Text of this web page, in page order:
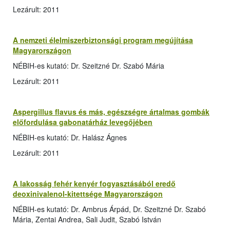
Lezárult: 2011
A nemzeti élelmiszerbiztonsági program megújítása
Magyarországon
NÉBIH-es kutató: Dr. Szeitzné Dr. Szabó Mária
Lezárult: 2011
Aspergillus flavus és más, egészségre ártalmas gombák
előfordulása gabonatárház levegőjében
NÉBIH-es kutató: Dr. Halász Ágnes
Lezárult: 2011
A lakosság fehér kenyér fogyasztásából eredő
deoxinivalenol-kitettsége Magyarországon
NÉBIH-es kutató: Dr. Ambrus Árpád, Dr. Szeitzné Dr. Szabó
Mária, Zentai Andrea, Sali Judit, Szabó István